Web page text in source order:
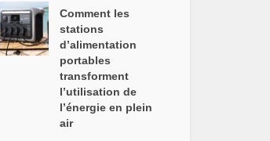
Comment les
stations
d’alimentation
portables
transforment
l’utilisation de
l’énergie en plein
air